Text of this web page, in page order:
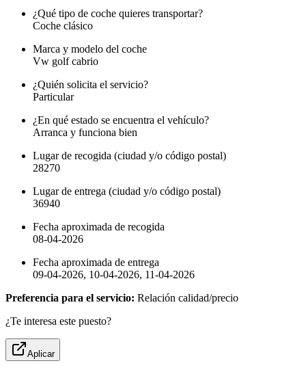
¿Qué tipo de coche quieres transportar?
Coche clásico
Marca y modelo del coche
Vw golf cabrio
¿Quién solicita el servicio?
Particular
¿En qué estado se encuentra el vehículo?
Arranca y funciona bien
Lugar de recogida (ciudad y/o código postal)
28270
Lugar de entrega (ciudad y/o código postal)
36940
Fecha aproximada de recogida
08-04-2026
Fecha aproximada de entrega
09-04-2026, 10-04-2026, 11-04-2026
Preferencia para el servicio: Relación calidad/precio
¿Te interesa este puesto?
Aplicar